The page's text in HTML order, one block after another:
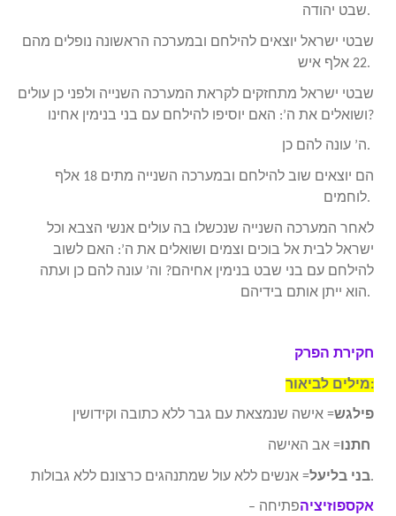
שבט יהודה.
שבטי ישראל יוצאים להילחם ובמערכה הראשונה נופלים מהם
22 אלף איש.
שבטי ישראל מתחזקים לקראת המערכה השנייה ולפני כן עולים
ושואלים את ה’: האם יוסיפו להילחם עם בני בנימין אחינו?
ה’ עונה להם כן.
הם יוצאים שוב להילחם ובמערכה השנייה מתים 18 אלף
לוחמים.
לאחר המערכה השנייה שנכשלו בה עולים אנשי הצבא וכל
ישראל לבית אל בוכים וצמים ושואלים את ה’: האם לשוב
להילחם עם בני שבט בנימין אחיהם? וה’ עונה להם כן ועתה
הוא ייתן אותם בידיהם.
חקירת הפרק
מילים לביאור:
פילגש= אישה שנמצאת עם גבר ללא כתובה וקידושין
חתנו
בני בליעל= אנשים ללא עול שמתנהגים כרצונם ללא גבולות.
אקספוזיציה– פתיחה